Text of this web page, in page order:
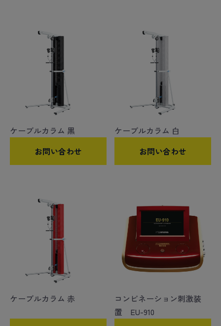
ケーブルカラム 黒
お問い合わせ
ケーブルカラム 白
お問い合わせ
ケーブルカラム 赤
コンビネーション刺激装
置 EU-910